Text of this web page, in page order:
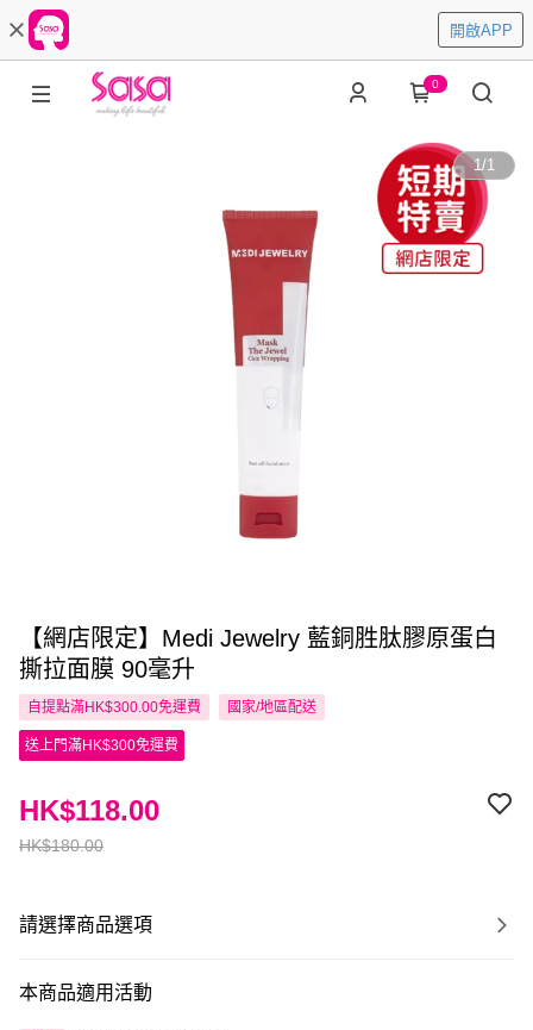
開啟APP
0
1/1
【網店限定】Medi Jewelry 藍銅胜肽膠原蛋白
撕拉面膜 90毫升
自提點滿HK$300.00免運費 國家/地區配送
送上門滿HK$300免運費
HK$180.00
HK$118.00
請選擇商品選項
本商品適用活動